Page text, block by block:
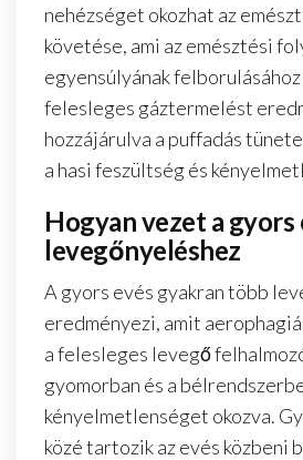
nehézséget okozhat az
követése, ami az emésztési
egyensúlyának
felesleges gáztermelést
hozzájárulva a puffadás
a hasi feszültség és
Hogyan vezet a gyors
levegőnyeléshez
A gyors evés gyakran több
eredményezi, amit
a felesleges levegő
gyomorban és a
kényelmetlenséget okozva.
közé tartozik az evés közbeni